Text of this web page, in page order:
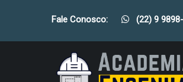
Fale Conosco: (22) 9